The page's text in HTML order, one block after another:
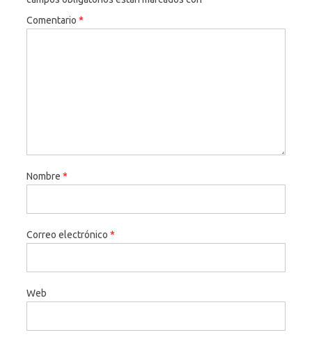
Comentario *
Nombre *
Correo electrónico *
Web